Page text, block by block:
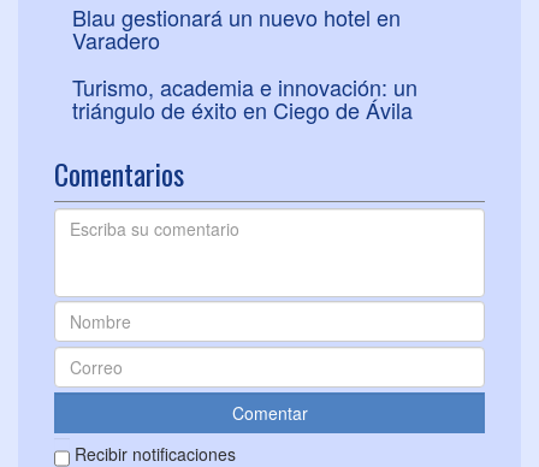
Blau gestionará un nuevo hotel en
Varadero
Turismo, academia e innovación: un
triángulo de éxito en Ciego de Ávila
Comentarios
Recibir notificaciones